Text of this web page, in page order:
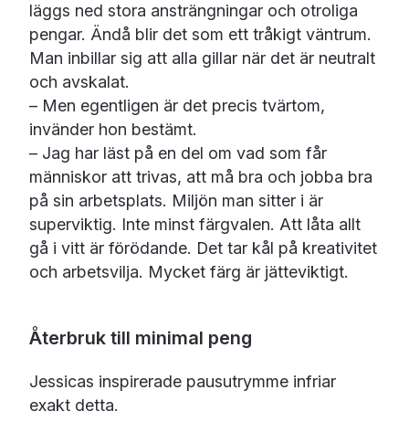
läggs ned stora ansträngningar och otroliga
pengar. Ändå blir det som ett tråkigt väntrum.
Man inbillar sig att alla gillar när det är neutralt
och avskalat.
– Men egentligen är det precis tvärtom,
invänder hon bestämt.
– Jag har läst på en del om vad som får
människor att trivas, att må bra och jobba bra
på sin arbetsplats. Miljön man sitter i är
superviktig. Inte minst färgvalen. Att låta allt
gå i vitt är förödande. Det tar kål på kreativitet
och arbetsvilja. Mycket färg är jätteviktigt.
Återbruk till minimal peng
Jessicas inspirerade pausutrymme infriar
exakt detta.